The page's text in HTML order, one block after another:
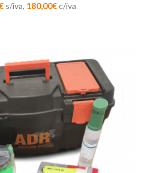
s/iva, 180,00€c/iva